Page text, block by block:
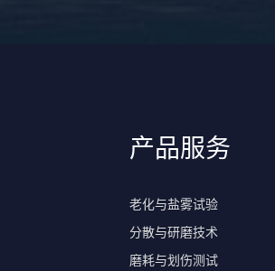
产品服务
老化与盐雾试验
分散与研磨技术
磨耗与划伤测试